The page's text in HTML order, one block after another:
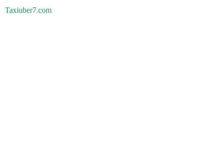
Taxiuber7.com